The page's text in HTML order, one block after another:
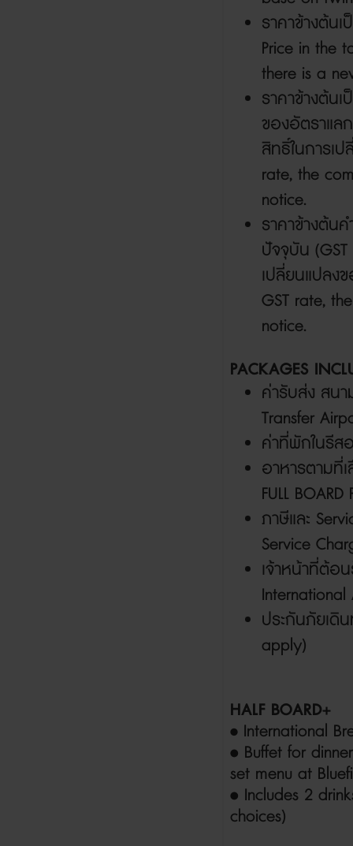
ราคาข้างต้น
Price in the
there is a
ราคาข้างต้น
ของอัตราแล
สิทธิ์ในการเ
rate, the
notice.
ราคาข้างต้น
ปัจจุบัน (GST
เปลี่ยนแปลง
GST rate,
notice.
PACKAGES
ค่ารับส่ง สน
Transfer
ค่าที่พักในรี
อาหารตามที่เ
FULL
ภาษีและ
Service
เจ้าหน้าที่ต้
ประกันภัยเดิ
apply)
HALF BOARD+
• International
• Buffet for
set menu at
• Includes 2
choices)